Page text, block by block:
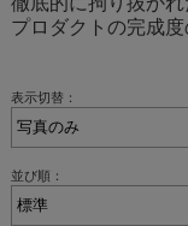
プロダクトの完成度
表示切替：
並び順：